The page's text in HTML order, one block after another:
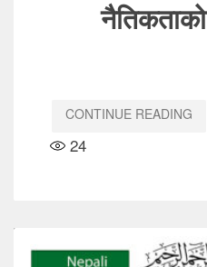
CONTINUE READING
24